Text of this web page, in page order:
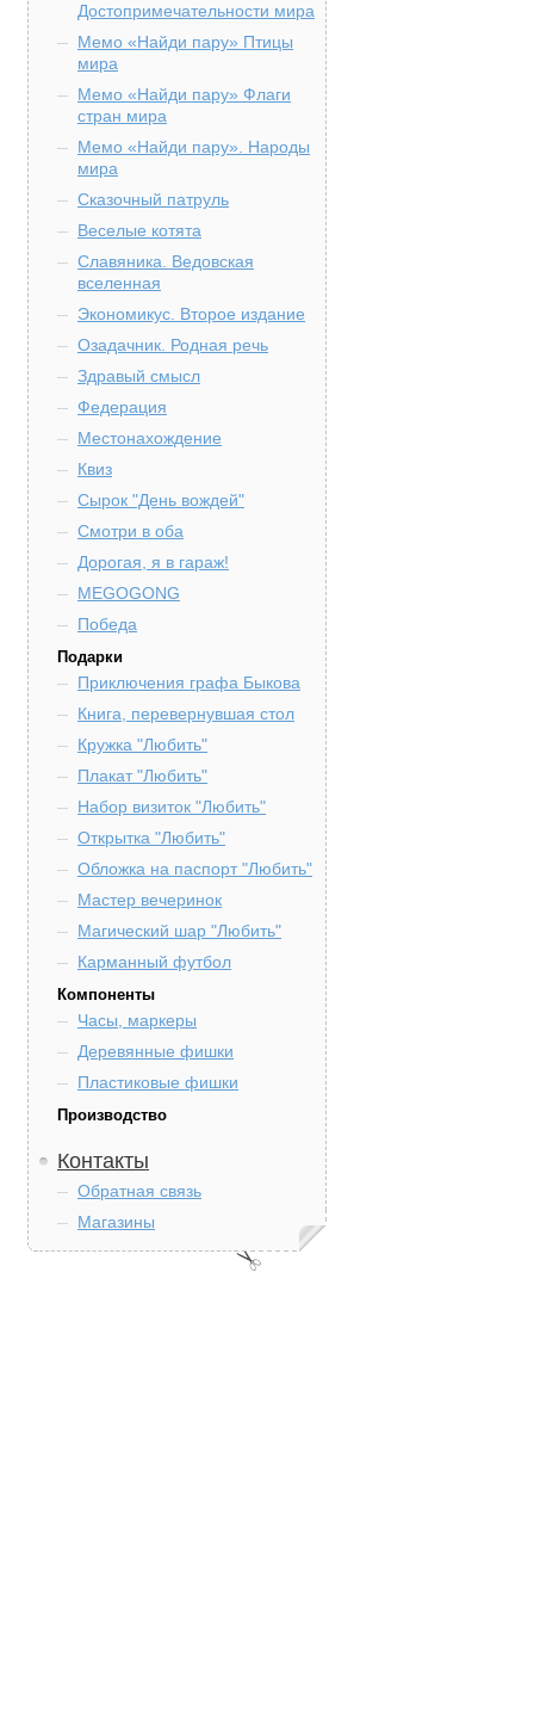
Достопримечательности мира
Мемо «Найди пару» Птицы
мира
Мемо «Найди пару» Флаги
стран мира
Мемо «Найди пару». Народы
мира
Сказочный патруль
Веселые котята
Славяника. Ведовская
вселенная
Экономикус. Второе издание
Озадачник. Родная речь
Здравый смысл
Федерация
Местонахождение
Квиз
Сырок "День вождей"
Смотри в оба
Дорогая, я в гараж!
MEGOGONG
Победа
Подарки
Приключения графа Быкова
Книга, перевернувшая стол
Кружка "Любить"
Плакат "Любить"
Набор визиток "Любить"
Открытка "Любить"
Обложка на паспорт "Любить"
Мастер вечеринок
Магический шар "Любить"
Карманный футбол
Компоненты
Часы, маркеры
Деревянные фишки
Пластиковые фишки
Производство
Контакты
Обратная связь
Магазины